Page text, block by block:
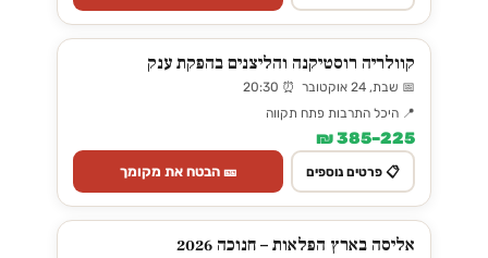
קוולריה רוסטיקנה והליצנים בהפקת ענק
📅 שבת, 24 אוקטובר ⏰ 20:30
📍 היכל התרבות פתח תקווה
225–385 ₪
📋 פרטים נוספים 🎫 הבטח את מקומך
אליסה בארץ הפלאות – חנוכה 2026